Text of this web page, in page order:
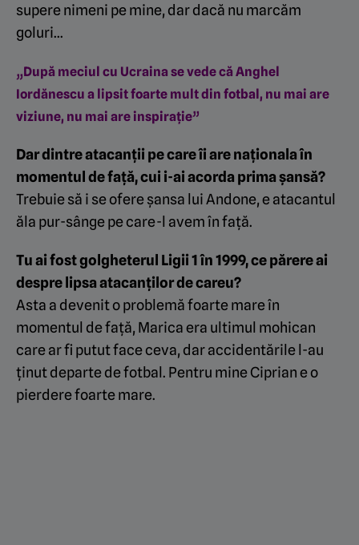
supere nimeni pe mine, dar dacă nu marcăm
goluri…
„După meciul cu Ucraina se vede că Anghel
Iordănescu a lipsit foarte mult din fotbal, nu mai are
viziune, nu mai are inspirație”
Dar dintre atacanții pe care îi are naționala în
momentul de față, cui i-ai acorda prima șansă?
Trebuie să i se ofere șansa lui Andone, e atacantul
ăla pur-sânge pe care-l avem în față.
Tu ai fost golgheterul Ligii 1 în 1999, ce părere ai
despre lipsa atacanților de careu?
Asta a devenit o problemă foarte mare în
momentul de față, Marica era ultimul mohican
care ar fi putut face ceva, dar accidentările l-au
ținut departe de fotbal. Pentru mine Ciprian e o
pierdere foarte mare.